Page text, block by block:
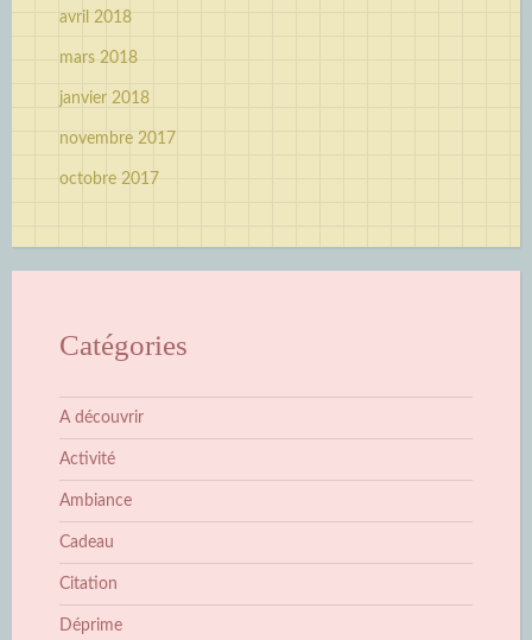
avril 2018
mars 2018
janvier 2018
novembre 2017
octobre 2017
Catégories
A découvrir
Activité
Ambiance
Cadeau
Citation
Déprime